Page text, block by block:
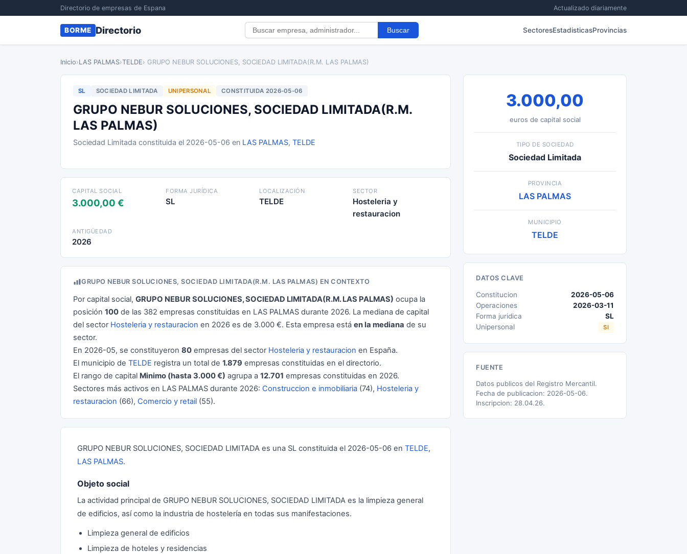
Directorio de empresas de Espana Actualizado diariamente
BORME Directorio Buscar SectoresEstadisticasProvincias
Inicio›LAS PALMAS›TELDE› GRUPO NEBUR SOLUCIONES, SOCIEDAD LIMITADA(R.M. LAS PALMAS)
SL SOCIEDAD LIMITADA UNIPERSONAL CONSTITUIDA 2026-05-06
GRUPO NEBUR SOLUCIONES, SOCIEDAD LIMITADA(R.M.
LAS PALMAS)
Sociedad Limitada constituida el 2026-05-06 en LAS PALMAS, TELDE
CAPITAL SOCIAL
3.000,00 €
FORMA JURÍDICA
SL
LOCALIZACIÓN
TELDE
SECTOR
Hosteleria y
restauracion
ANTIGÜEDAD
2026
GRUPO NEBUR SOLUCIONES, SOCIEDAD LIMITADA(R.M. LAS PALMAS) EN CONTEXTO
Por capital social, GRUPO NEBUR SOLUCIONES, SOCIEDAD LIMITADA(R.M. LAS PALMAS) ocupa la
posición 100 de las 382 empresas constituidas en LAS PALMAS durante 2026. La mediana de capital
del sector Hosteleria y restauracion en 2026 es de 3.000 €. Esta empresa está en la mediana de su
sector.
En 2026-05, se constituyeron 80 empresas del sector Hosteleria y restauracion en España.
El municipio de TELDE registra un total de 1.879 empresas constituidas en el directorio.
El rango de capital Minimo (hasta 3.000 €) agrupa a 12.701 empresas constituidas en 2026.
Sectores más activos en LAS PALMAS durante 2026: Construccion e inmobiliaria (74), Hosteleria y
restauracion (66), Comercio y retail (55).
GRUPO NEBUR SOLUCIONES, SOCIEDAD LIMITADA es una SL constituida el 2026-05-06 en TELDE,
LAS PALMAS.
Objeto social
La actividad principal de GRUPO NEBUR SOLUCIONES, SOCIEDAD LIMITADA es la limpieza general
de edificios, así como la industria de hostelería en todas sus manifestaciones.
Limpieza general de edificios
Limpieza de hoteles y residencias
3.000,00
euros de capital social
TIPO DE SOCIEDAD
Sociedad Limitada
PROVINCIA
LAS PALMAS
MUNICIPIO
TELDE
DATOS CLAVE
Constitucion
2026-05-06
Operaciones
2026-03-11
Forma juridica
SL
Unipersonal
SI
FUENTE
Datos publicos del Registro Mercantil.
Fecha de publicacion: 2026-05-06.
Inscripcion: 28.04.26.